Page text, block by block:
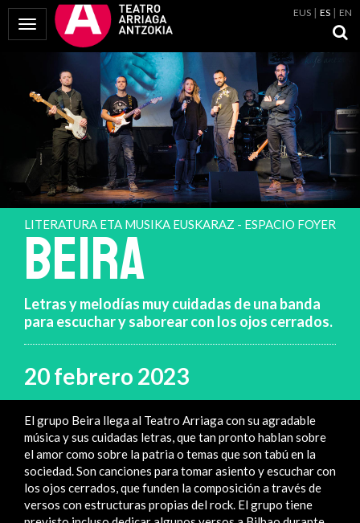
Mostrar Menú
EUS ES EN
LITERATURA ETA MUSIKA EUSKARAZ - ESPACIO FOYER
BEIRA
Letras y melodías muy cuidadas de una banda
para escuchar y saborear con los ojos cerrados.
20 febrero 2023
El grupo Beira llega al Teatro Arriaga con su agradable
música y sus cuidadas letras, que tan pronto hablan sobre
el amor como sobre la patria o temas que son tabú en la
sociedad. Son canciones para tomar asiento y escuchar con
los ojos cerrados, que funden la composición a través de
versos con estructuras propias del rock. El grupo tiene